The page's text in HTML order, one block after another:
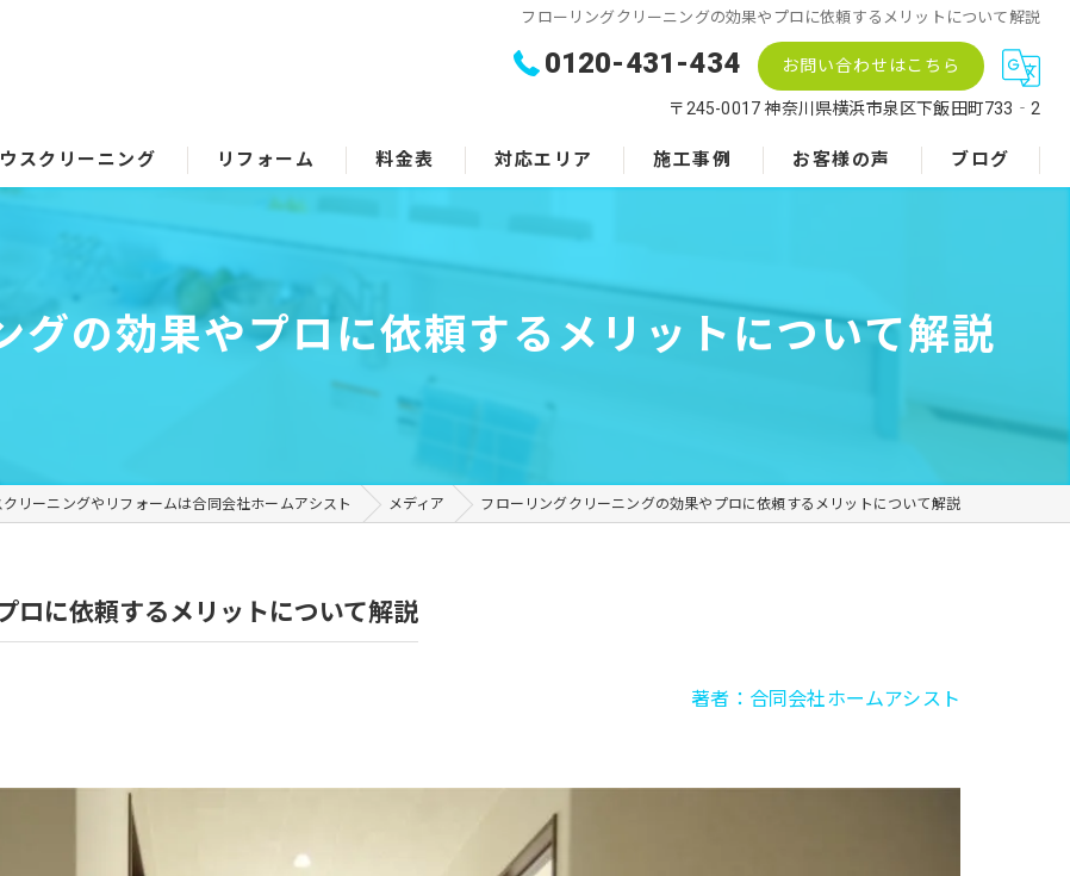
フローリングクリーニングの効果やプロに依頼するメリットについて解説
0120-431-434 お問い合わせはこちら
〒245-0017 神奈川県横浜市泉区下飯田町733‐2
スクリーニング
コンクリーニング
所
リフォーム
浴室リフォーム
その他のリフォーム
料金表 対応エリア 施工事例 お客様の声 ブログ
グの効果やプロに依頼するメリットについて解説
リーニングやリフォームは合同会社ホームアシスト メディア フローリングクリーニングの効果やプロに依頼するメリットについて解説
ロに依頼するメリットについて解説
著者：合同会社ホームアシスト